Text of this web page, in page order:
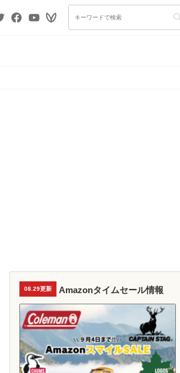
08.29更新 Amazonタイムセール情報